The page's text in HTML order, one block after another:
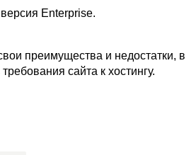
Enterprise.
преимущества и недостатки, в
сайта к хостингу.